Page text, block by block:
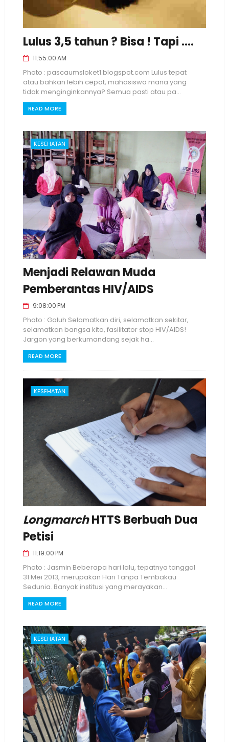
Lulus 3,5 tahun ? Bisa ! Tapi ....
11:55:00 AM
Photo : pascaumsloket1.blogspot.com Lulus tepat
atau bahkan lebih cepat, mahasiswa mana yang
tidak menginginkannya? Semua pasti atau pa...
READ MORE
KESEHATAN
Menjadi Relawan Muda
Pemberantas HIV/AIDS
9:08:00 PM
Photo : Galuh Selamatkan diri, selamatkan sekitar,
selamatkan bangsa kita, fasilitator stop HIV/AIDS!
Jargon yang berkumandang sejak ha...
READ MORE
KESEHATAN
LongmarchHTTS Berbuah Dua
Petisi
11:19:00 PM
Photo : Jasmin Beberapa hari lalu, tepatnya tanggal
31 Mei 2013, merupakan Hari Tanpa Tembakau
Sedunia. Banyak institusi yang merayakan...
READ MORE
KESEHATAN